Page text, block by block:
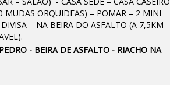
MUDAS ORQUIDEAS) – POMAR – 2 MINI
– NA BEIRA DO ASFALTO (A 7,5KM
- BEIRA DE ASFALTO - RIACHO NA